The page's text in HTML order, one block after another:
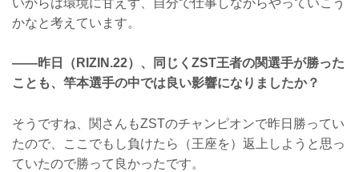
かなと考えています。
——昨日（RIZIN.22）、同じくZST王者の関選手が勝った
ことも、竿本選手の中では良い影響になりましたか？
そうですね、関さんもZSTのチャンピオンで昨日勝ってい
たので、ここでもし負けたら（王座を）返上しようと思っ
ていたので勝って良かったです。